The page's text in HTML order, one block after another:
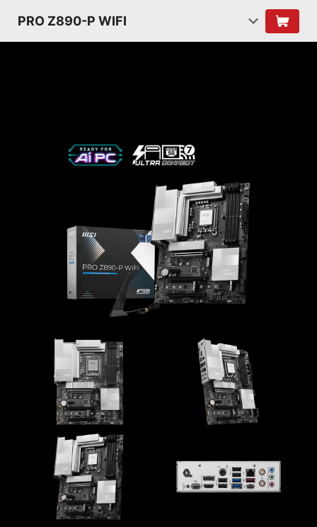
PRO Z890-P WIFI